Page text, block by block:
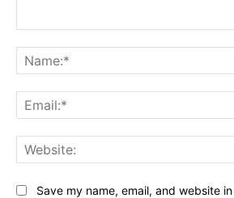
Save my name, email, and website